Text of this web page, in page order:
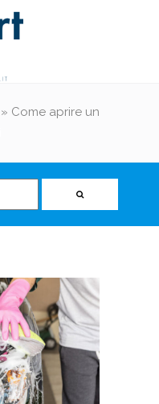
» Come aprire un